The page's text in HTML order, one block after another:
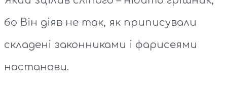
бо Він діяв не так, як приписували
складені законниками і фарисеями
настанови.